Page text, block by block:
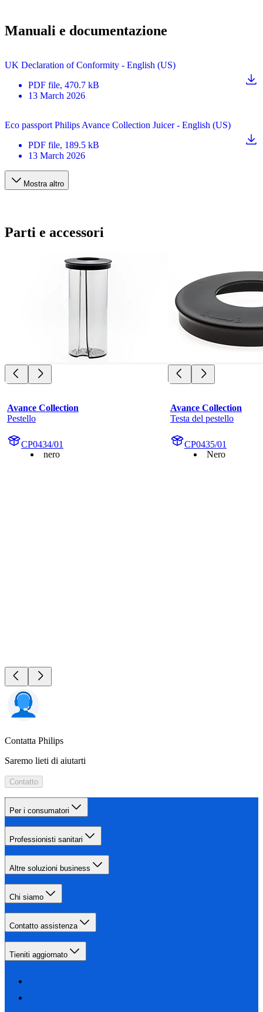
Manuali e documentazione
UK Declaration of Conformity - English (US)
PDF file, 470.7 kB
13 March 2026
Eco passport Philips Avance Collection Juicer - English (US)
PDF file, 189.5 kB
13 March 2026
Mostra altro
Parti e accessori
Avance Collection
Pestello
CP0434/01
nero
Avance Collection
Testa del pestello
CP0435/01
Nero
Contatta Philips
Saremo lieti di aiutarti
Contatto
Per i consumatori
Professionisti sanitari
Altre soluzioni business
Chi siamo
Contatto assistenza
Tieniti aggiornato